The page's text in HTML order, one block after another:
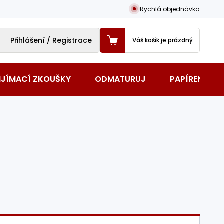
Rychlá objednávka
Přihlášení / Registrace Váš košík je prázdný
ZKOUŠKY ODMATURUJ PAPÍRENSKÉ